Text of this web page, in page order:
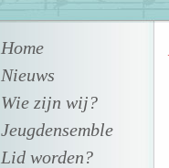
Home
Nieuws
Wie zijn wij?
Jeugdensemble
Lid worden?